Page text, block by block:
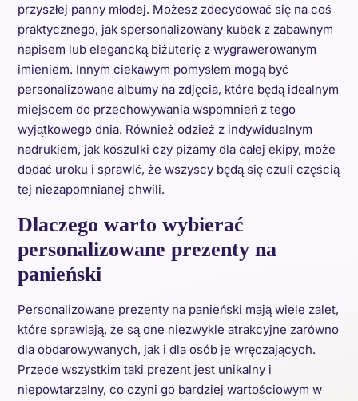
przyszłej panny młodej. Możesz zdecydować się na coś
praktycznego, jak spersonalizowany kubek z zabawnym
napisem lub elegancką biżuterię z wygrawerowanym
imieniem. Innym ciekawym pomysłem mogą być
personalizowane albumy na zdjęcia, które będą idealnym
miejscem do przechowywania wspomnień z tego
wyjątkowego dnia. Również odzież z indywidualnym
nadrukiem, jak koszulki czy piżamy dla całej ekipy, może
dodać uroku i sprawić, że wszyscy będą się czuli częścią
tej niezapomnianej chwili.
Dlaczego warto wybierać
personalizowane prezenty na
panieński
Personalizowane prezenty na panieński mają wiele zalet,
które sprawiają, że są one niezwykle atrakcyjne zarówno
dla obdarowywanych, jak i dla osób je wręczających.
Przede wszystkim taki prezent jest unikalny i
niepowtarzalny, co czyni go bardziej wartościowym w